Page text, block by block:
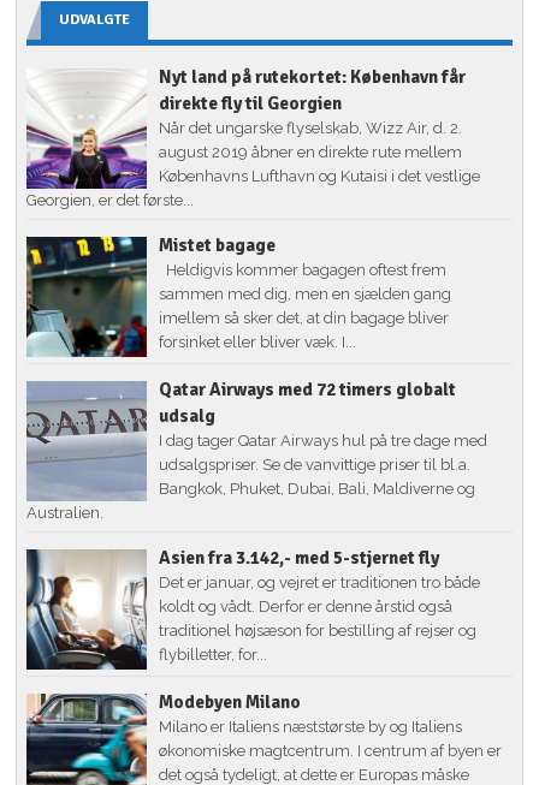
UDVALGTE
Nyt land på rutekortet: København får
direkte fly til Georgien
Når det ungarske flyselskab, Wizz Air, d. 2.
august 2019 åbner en direkte rute mellem
Københavns Lufthavn og Kutaisi i det vestlige
Georgien, er det første...
Mistet bagage
Heldigvis kommer bagagen oftest frem
sammen med dig, men en sjælden gang
imellem så sker det, at din bagage bliver
forsinket eller bliver væk. I...
Qatar Airways med 72 timers globalt
udsalg
I dag tager Qatar Airways hul på tre dage med
udsalgspriser. Se de vanvittige priser til bl.a.
Bangkok, Phuket, Dubai, Bali, Maldiverne og
Australien.
Asien fra 3.142,- med 5-stjernet fly
Det er januar, og vejret er traditionen tro både
koldt og vådt. Derfor er denne årstid også
traditionel højsæson for bestilling af rejser og
flybilletter, for...
Modebyen Milano
Milano er Italiens næststørste by og Italiens
økonomiske magtcentrum. I centrum af byen er
det også tydeligt, at dette er Europas måske